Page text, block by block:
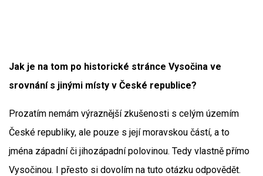
Jak je na tom po historické stránce Vysočina ve
srovnání s jinými místy v České republice?
Prozatím nemám výraznější zkušenosti s celým územím
České republiky, ale pouze s její moravskou částí, a to
jména západní či jihozápadní polovinou. Tedy vlastně přímo
Vysočinou. I přesto si dovolím na tuto otázku odpovědět.